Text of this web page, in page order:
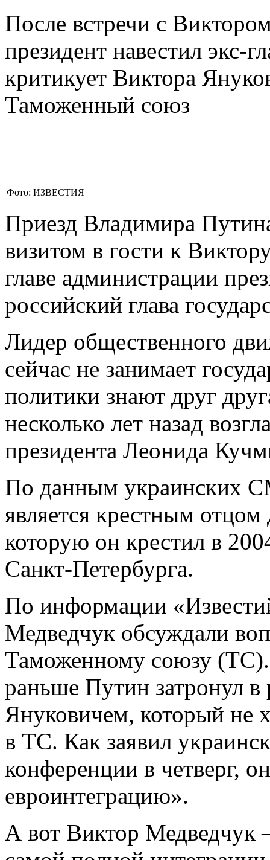
После встречи с
президент навестил
критикует Виктора
Таможенный союз
Фото: ИЗВЕСТИЯ
Приезд Владимира
визитом в гости к
главе администрации
российский глава
Лидер общественного
сейчас не занимает
политики знают друг
несколько лет назад
президента Леонида
По данным украинских
является крестным
которую он крестил в
Санкт-Петербурга.
По информации
Медведчук обсуждали
Таможенному союзу
раньше Путин затронул в
Януковичем, который не
в ТС. Как заявил
конференции в четверг,
евроинтеграцию».
А вот Виктор